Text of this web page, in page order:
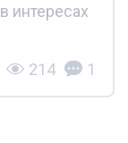
интересах
214 1